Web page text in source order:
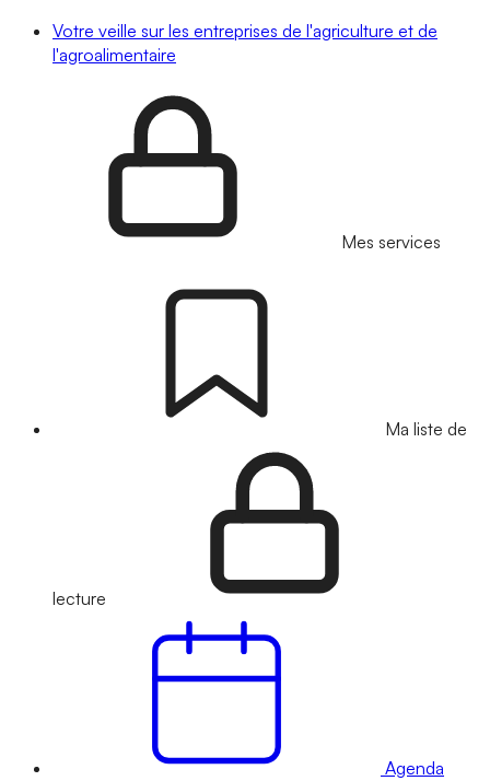
Votre veille sur les entreprises de l'agriculture et de
l'agroalimentaire
Mes services
Ma liste de
lecture
Agenda